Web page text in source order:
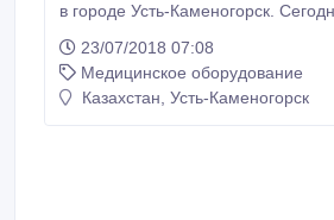
в городе Усть-Каменогорск.
расходных материалов от мировых
с филиалами в таких крупных
как: в Астане, Алматы, Караганде и Павлодаре.
23/07/2018 07:08
Медицинское оборудование
Казахстан, Усть-Каменогорск